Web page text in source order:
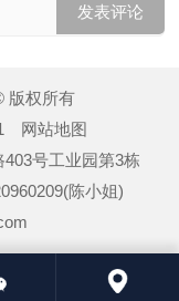
版权所有
网站地图
号工业园第3栋
陈小姐)